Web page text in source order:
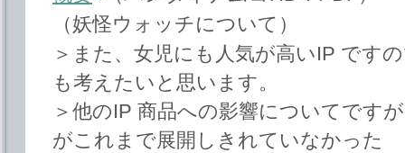
（妖怪ウォッチについて）
＞また、女児にも人気が高いIP です
も考えたいと思います。
＞他のIP 商品への影響についてです
がこれまで展開しきれていなかった